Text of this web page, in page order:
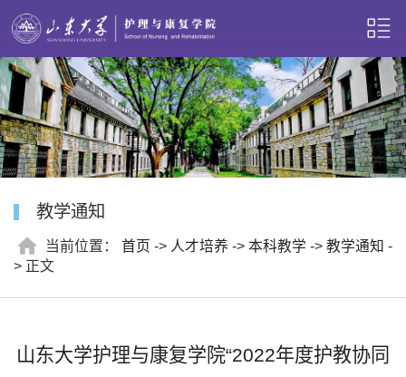
教学通知
当前位置： 首页 -> 人才培养 -> 本科教学 -> 教学通知 -
> 正文
山东大学护理与康复学院“2022年度护教协同